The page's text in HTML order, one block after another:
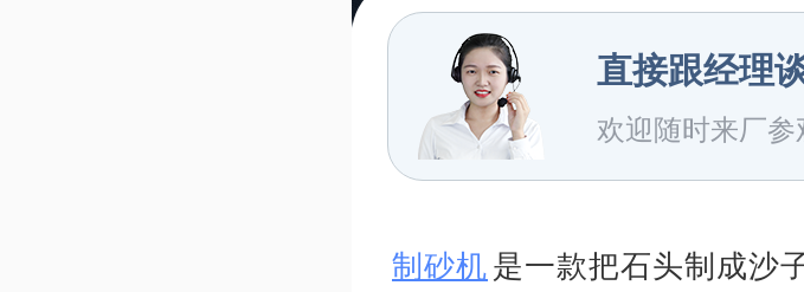
直接跟经理
欢迎随时来厂参
制砂机 是一款把石头制成沙